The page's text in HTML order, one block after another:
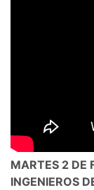
MARTES 2 DE
INGENIEROS